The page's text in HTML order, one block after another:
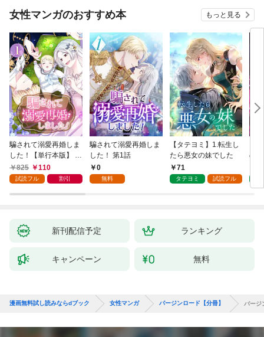
女性マンガのおすすめ本 もっと見る
騙されて溺愛再婚しま
した！【単行本版】 1
巻825 110
試読フル 割引
騙されて溺愛再婚しま
した！ 第1話
0
無料
【タテヨミ】1.転生し
たら悪女の妹でした
71
タテヨミ 試読フル
の
新刊配信予定 ランキング
キャンペーン 無料
漫画無料試し読みならdブック 女性マンガ バージンロード【分冊】 バージ